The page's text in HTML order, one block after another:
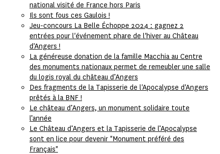
national visité de France hors Paris
Ils sont fous ces Gaulois !
Jeu-concours La Belle Échoppe 2024 : gagnez 2
entrées pour l'événement phare de l'hiver au Château
d'Angers !
La généreuse donation de la famille Macchia au Centre
des monuments nationaux permet de remeubler une salle
du logis royal du château d’Angers
Des fragments de la Tapisserie de l'Apocalypse d'Angers
prêtés à la BNF !
Le château d’Angers, un monument solidaire toute
l’année
Le Château d’Angers et la Tapisserie de l’Apocalypse
sont en lice pour devenir "Monument préféré des
Français"